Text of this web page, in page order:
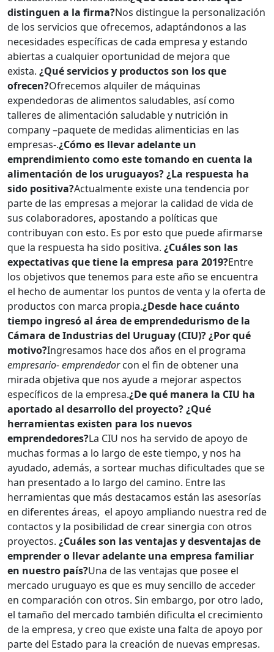
distinguen a la firma?Nos distingue la personalización
de los servicios que ofrecemos, adaptándonos a las
necesidades específicas de cada empresa y estando
abiertas a cualquier oportunidad de mejora que
exista. ¿Qué servicios y productos son los que
ofrecen?Ofrecemos alquiler de máquinas
expendedoras de alimentos saludables, así como
talleres de alimentación saludable y nutrición in
company –paquete de medidas alimenticias en las
empresas-.¿Cómo es llevar adelante un
emprendimiento como este tomando en cuenta la
alimentación de los uruguayos? ¿La respuesta ha
sido positiva?Actualmente existe una tendencia por
parte de las empresas a mejorar la calidad de vida de
sus colaboradores, apostando a políticas que
contribuyan con esto. Es por esto que puede afirmarse
que la respuesta ha sido positiva. ¿Cuáles son las
expectativas que tiene la empresa para 2019?Entre
los objetivos que tenemos para este año se encuentra
el hecho de aumentar los puntos de venta y la oferta de
productos con marca propia.¿Desde hace cuánto
tiempo ingresó al área de emprendedurismo de la
Cámara de Industrias del Uruguay (CIU)? ¿Por qué
motivo?Ingresamos hace dos años en el programa
empresario- emprendedorcon el fin de obtener una
mirada objetiva que nos ayude a mejorar aspectos
específicos de la empresa.¿De qué manera la CIU ha
aportado al desarrollo del proyecto? ¿Qué
herramientas existen para los nuevos
emprendedores?La CIU nos ha servido de apoyo de
muchas formas a lo largo de este tiempo, y nos ha
ayudado, además, a sortear muchas dificultades que se
han presentado a lo largo del camino. Entre las
herramientas que más destacamos están las asesorías
en diferentes áreas, el apoyo ampliando nuestra red de
contactos y la posibilidad de crear sinergia con otros
proyectos. ¿Cuáles son las ventajas y desventajas de
emprender o llevar adelante una empresa familiar
en nuestro país?Una de las ventajas que posee el
mercado uruguayo es que es muy sencillo de acceder
en comparación con otros. Sin embargo, por otro lado,
el tamaño del mercado también dificulta el crecimiento
de la empresa, y creo que existe una falta de apoyo por
parte del Estado para la creación de nuevas empresas.